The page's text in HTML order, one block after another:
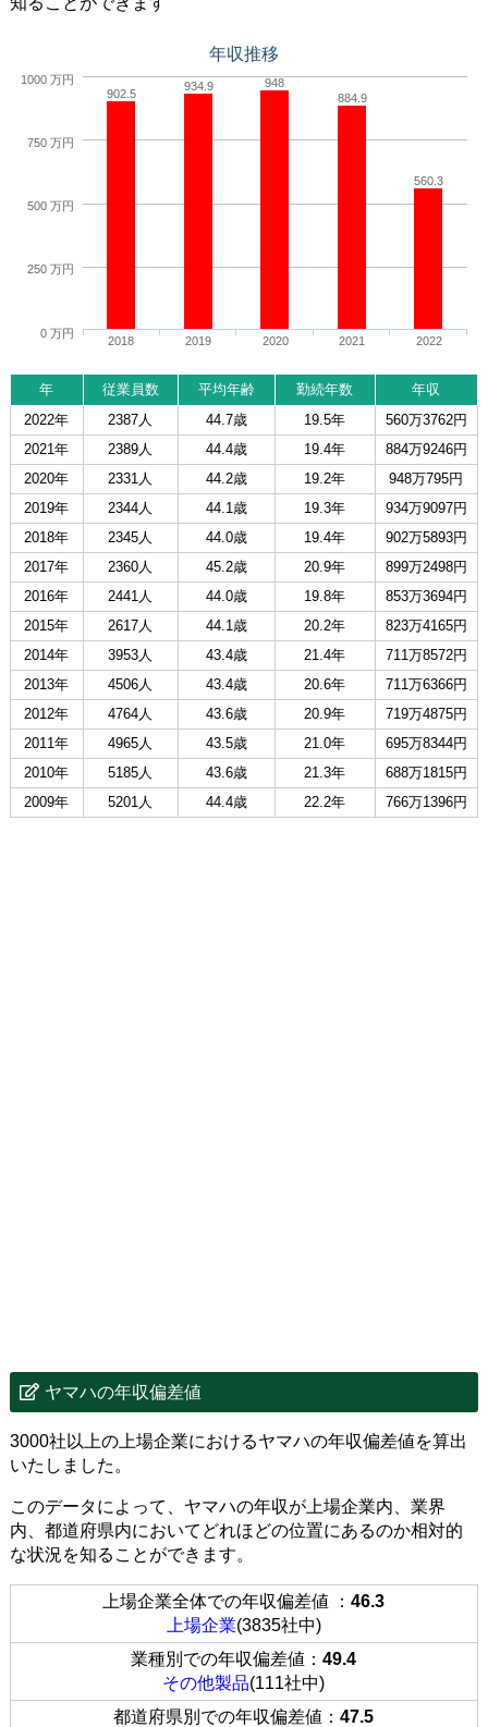
年収推移
902.5
934.9
948
884.9
560.3
2018 2019 2020 2021 2022
0 万円
250 万円
500 万円
750 万円
1000 万円
年 従業員数 平均年齢 勤続年数
年収
2022年
2387人 44.7歳 19.5年
560万3762円
2021年
2389人 44.4歳 19.4年
884万9246円
2020年
2331人 44.2歳 19.2年
948万795円
2019年
2344人 44.1歳 19.3年
934万9097円
2018年
2345人 44.0歳 19.4年
902万5893円
2017年
2360人 45.2歳 20.9年
899万2498円
2016年
2441人 44.0歳 19.8年
853万3694円
2015年
2617人 44.1歳 20.2年
823万4165円
2014年
3953人 43.4歳 21.4年
711万8572円
2013年
4506人 43.4歳 20.6年
711万6366円
2012年
4764人 43.6歳 20.9年
719万4875円
2011年
4965人 43.5歳 21.0年
695万8344円
2010年
5185人 43.6歳 21.3年
688万1815円
2009年
5201人 44.4歳 22.2年 766万1396円
ヤマハの年収偏差値
3000社以上の上場企業におけるヤマハの年収偏差値を算出
いたしました。
このデータによって、ヤマハの年収が上場企業内、業界
内、都道府県内においてどれほどの位置にあるのか相対的
な状況を知ることができます。
上場企業全体での年収偏差値 ：46.3
上場企業(3835社中)
業種別での年収偏差値：49.4
その他製品(111社中)
都道府県別での年収偏差値：47.5